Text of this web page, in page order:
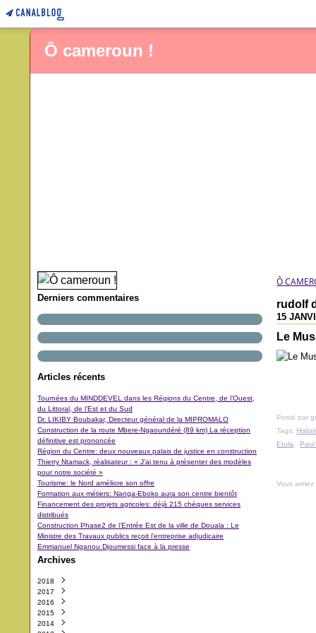
Ô cameroun !
Derniers commentaires
Articles récents
Tournées du MINDDEVEL dans les Régions du Centre, de l’Ouest,
du Littoral, de l’Est et du Sud
Dr. LIKIBY Boubakar, Directeur général de la MIPROMALO
Construction de la route Mbere-Ngaoundéré (89 km) La réception
définitive est prononcée
Région du Centre: deux nouveaux palais de justice en construction
Thierry Ntamack, réalisateur : « J’ai tenu à présenter des modèles
pour notre société »
Tourisme: le Nord améliore son offre
Formation aux métiers: Nanga-Eboko aura son centre bientôt
Financement des projets agricoles: déjà 215 chèques services
distribués
Construction Phase2 de l’Entrée Est de la ville de Douala : Le
Ministre des Travaux publics reçoit l’entreprise adjudicaire
Emmanuel Nganou Djoumessi face à la presse
Archives
2018
Octobre
Septembre
Août
Juillet
2017
Décembre
Novembre
Octobre
2016
Décembre
Novembre
2015
Décembre
2014
Ô
rudolf
15
Le
Posté par
Tags:
Etula
Paul
Vous aimez